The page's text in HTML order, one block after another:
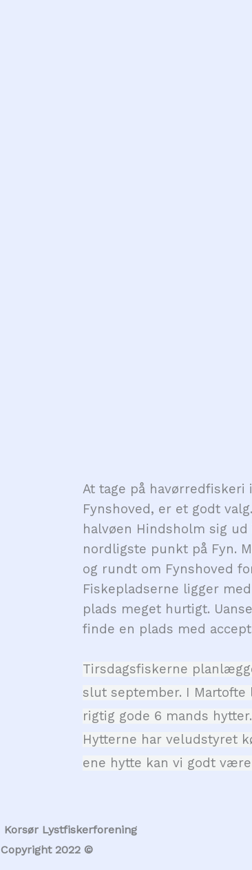
At tage på havørredfiskeri
Fynshoved, er et godt
halvøen Hindsholm sig
nordligste punkt på Fyn.
og rundt om Fynshoved
Fiskepladserne ligger
plads meget hurtigt.
finde en plads med
Tirsdagsfiskerne
slut september. I Martofte
rigtig gode 6 mands
Hytterne har veludstyret
ene hytte kan vi godt
Korsør Lystfiskerforening
Copyright 2022 ©